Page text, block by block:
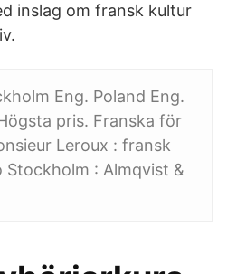
inslag om fransk kultur
Eng. Poland Eng.
pris. Franska för
Leroux : fransk
Stockholm : Almqvist &